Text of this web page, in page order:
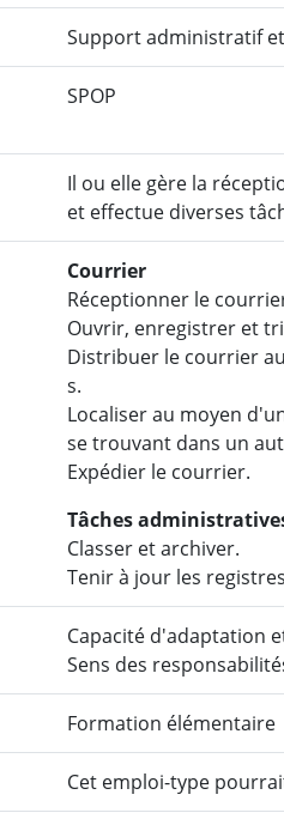
Support administratif
SPOP
Il ou elle gère la
et effectue diverses
Courrier
Réceptionner le
Ouvrir, enregistrer et
Distribuer le courrier
s.
Localiser au moyen
se trouvant dans un
Expédier le courrier.
Tâches
Classer et archiver.
Tenir à jour les
Capacité d'adaptation
Sens des
Formation élémentaire
Cet emploi-type